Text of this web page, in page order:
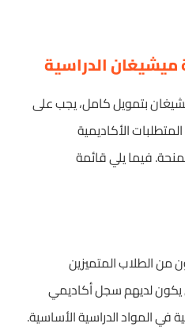
الدراسية
بتمويل كامل، يجب على
الأكاديمية
فيما يلي قائمة
من الطلاب المتميزين
يكون لديهم سجل أكاديمي
المواد الدراسية الأساسية.